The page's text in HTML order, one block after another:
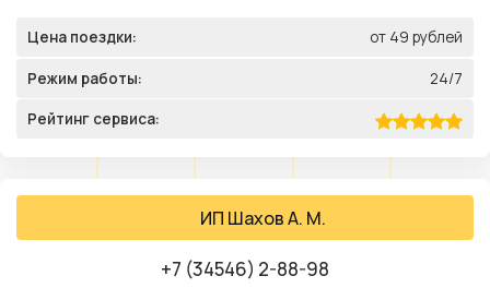
Цена поездки: от 49 рублей
Режим работы: 24/7
Рейтинг сервиса:
ИП Шахов А. М.
+7 (34546) 2-88-98